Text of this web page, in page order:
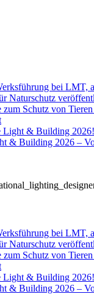
bei LMT,
Naturschutz
zum Schutz von
Light & Building 2026!
& Building 2026 –
bei LMT,
Naturschutz
zum Schutz von
Light & Building 2026!
& Building 2026 –